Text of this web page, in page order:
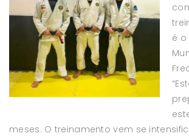
é
meses. O treinamento vem se